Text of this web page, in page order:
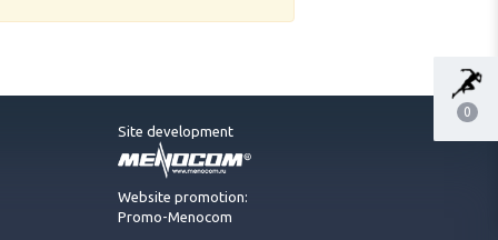
0
Site development
Website promotion:
Promo-Menocom